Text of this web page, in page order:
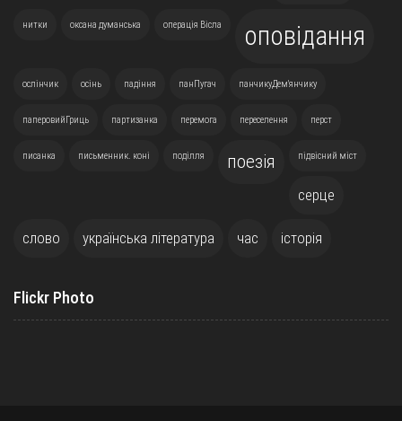
нитки оксана думанська операція Вісла оповідання
ослінчик осінь падіння панПугач панчикуДем'янчику
паперовийГриць партизанка перемога переселення перст
писанка письменник. коні поділля поезія підвісний міст
серце
слово українська література час історія
Flickr Photo